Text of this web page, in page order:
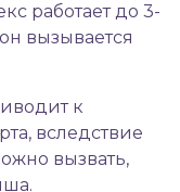
работает до 3-
вызывается
к
вследствие
вызвать,